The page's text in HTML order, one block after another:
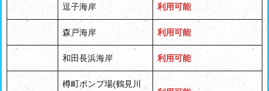
逗子海岸 利用可能
森戸海岸 利用可能
和田長浜海岸 利用可能
樽町ポンプ場(鶴見川